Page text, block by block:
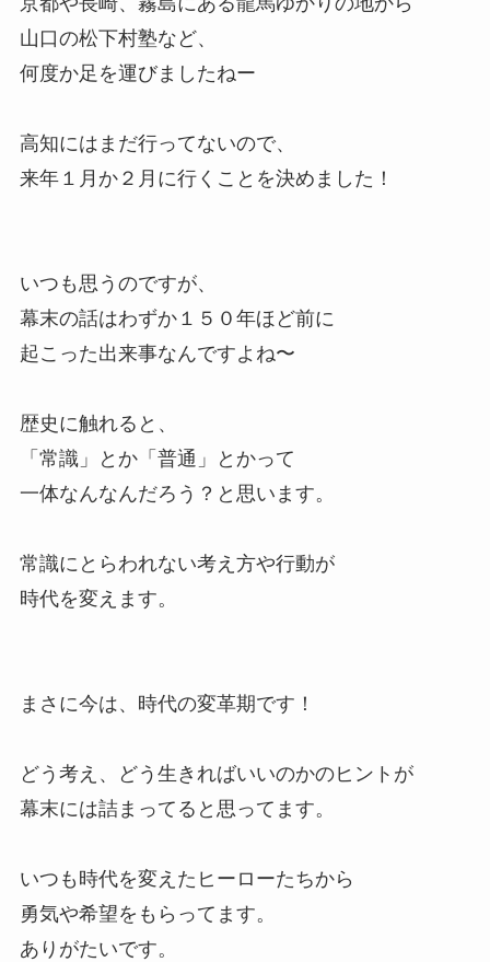
山口の松下村塾など、
何度か足を運びましたねー
高知にはまだ行ってないので、
来年１月か２月に行くことを決めました！
いつも思うのですが、
幕末の話はわずか１５０年ほど前に
起こった出来事なんですよね〜
歴史に触れると、
「常識」とか「普通」とかって
一体なんなんだろう？と思います。
常識にとらわれない考え方や行動が
時代を変えます。
まさに今は、時代の変革期です！
どう考え、どう生きればいいのかのヒントが
幕末には詰まってると思ってます。
いつも時代を変えたヒーローたちから
勇気や希望をもらってます。
ありがたいです。